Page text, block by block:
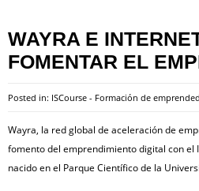
WAYRA E
FOMENTAR EL
Posted in: ISCourse - Formación de
Wayra, la red global de aceleración de
fomento del emprendimiento digital con el
nacido en el Parque Científico de la